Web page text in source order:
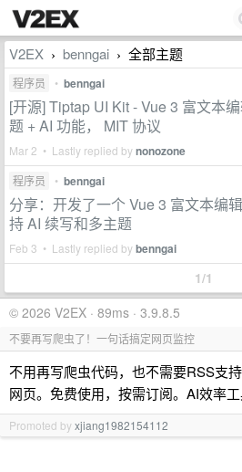
V2EX › benngai › 全部主题
程序员 • benngai
[开源] Tiptap UI Kit - Vue 3 富文本
题 + AI 功能， MIT 协议
Mar 2 • Lastly replied bynonozone
程序员 • benngai
分享：开发了一个 Vue 3 富文本编
持 AI 续写和多主题
Feb 3 • Lastly replied bybenngai
1/1
© 2026 V2EX · 89ms · 3.9.8.5
不要再写爬虫了！一句话搞定网页监控
不用再写爬虫代码，也不需要RSS支
网页。免费使用，按需订阅。AI效率
Promoted byxjiang1982154112